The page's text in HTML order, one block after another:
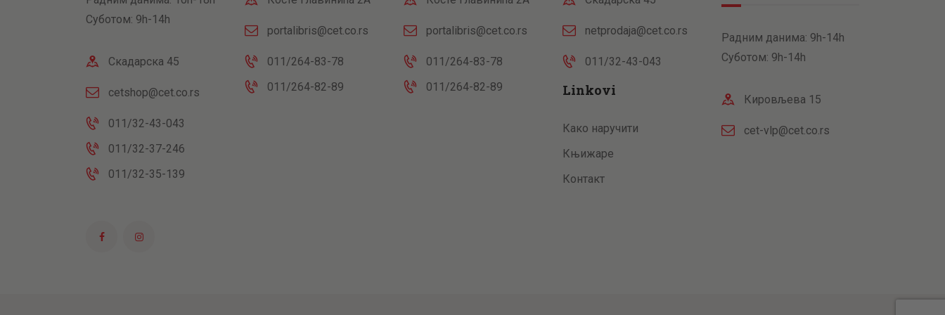
Суботом: 9h-14h
Скадарска 45
cetshop@cet.co.rs
011/32-43-043
011/32-37-246
011/32-35-139
portalibris@cet.co.rs
011/264-83-78
011/264-82-89
portalibris@cet.co.rs
011/264-83-78
011/264-82-89
netprodaja@cet.co.rs
011/32-43-043
Linkovi
Како наручити
Књижаре
Контакт
Радним данима: 9h-14h
Суботом: 9h-14h
Кировљева 15
cet-vlp@cet.co.rs